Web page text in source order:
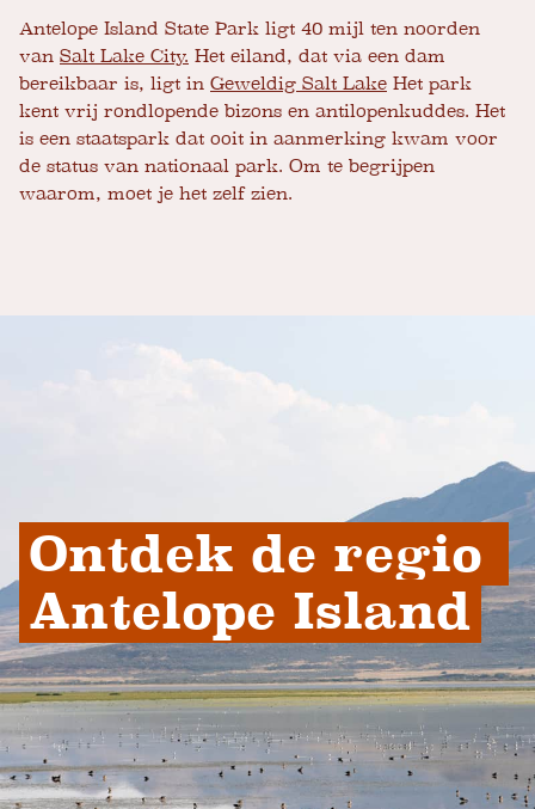
Antelope Island State Park ligt 40 mijl ten noorden
van Salt Lake City. Het eiland, dat via een dam
bereikbaar is, ligt in Geweldig Salt Lake Het park
kent vrij rondlopende bizons en antilopenkuddes. Het
is een staatspark dat ooit in aanmerking kwam voor
de status van nationaal park. Om te begrijpen
waarom, moet je het zelf zien.
Ontdek de regio
Antelope Island